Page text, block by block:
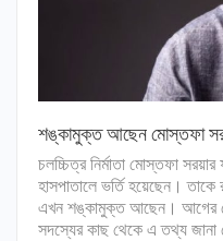
শঙ্কামুক্ত আছেন মোস্তফা
চলচ্চিত্র নির্মাতা মোস্তফা
হাসপাতালে ভর্তি হয়েছেন। তাকে
এখন শঙ্কামুক্ত আছেন। আগের
সদস্যের কাছ থেকে এ তথ্য জানা